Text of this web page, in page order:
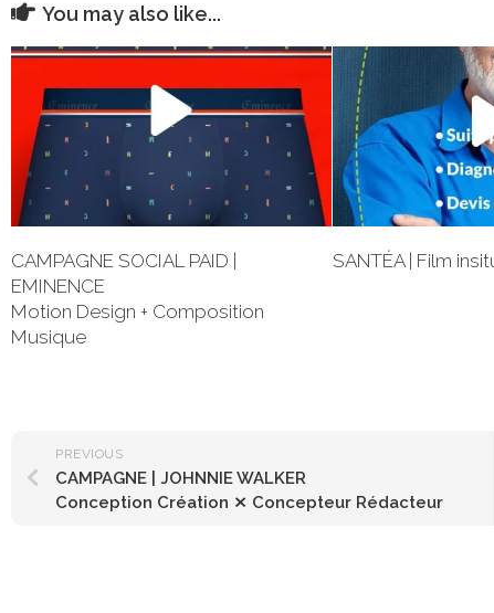
You may also like...
CAMPAGNE SOCIAL PAID |
EMINENCE
Motion Design + Composition
Musique
SANTÉA | Film
PREVIOUS
CAMPAGNE | JOHNNIE WALKER
Conception Création ⨯ Concepteur Rédacteur